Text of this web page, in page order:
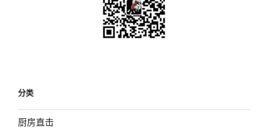
分类
厨房直击